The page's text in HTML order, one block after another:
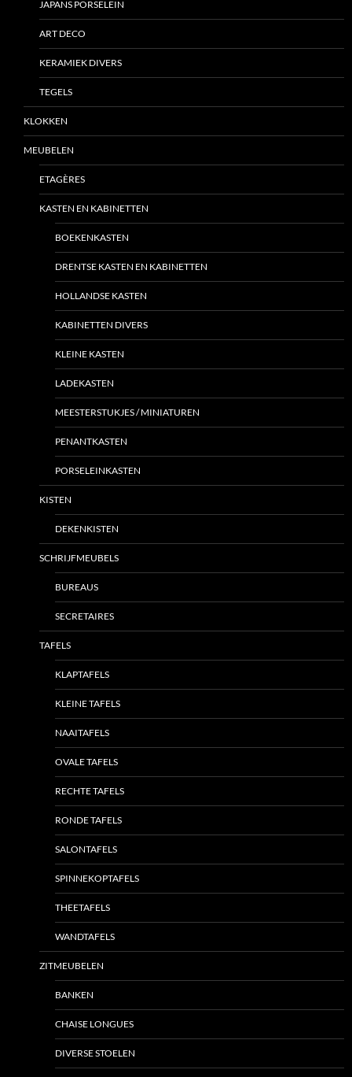
JAPANS PORSELEIN
ART DECO
KERAMIEK DIVERS
TEGELS
KLOKKEN
MEUBELEN
ETAGÈRES
KASTEN EN KABINETTEN
BOEKENKASTEN
DRENTSE KASTEN EN KABINETTEN
HOLLANDSE KASTEN
KABINETTEN DIVERS
KLEINE KASTEN
LADEKASTEN
MEESTERSTUKJES / MINIATUREN
PENANTKASTEN
PORSELEINKASTEN
KISTEN
DEKENKISTEN
SCHRIJFMEUBELS
BUREAUS
SECRETAIRES
TAFELS
KLAPTAFELS
KLEINE TAFELS
NAAITAFELS
OVALE TAFELS
RECHTE TAFELS
RONDE TAFELS
SALONTAFELS
SPINNEKOPTAFELS
THEETAFELS
WANDTAFELS
ZITMEUBELEN
BANKEN
CHAISE LONGUES
DIVERSE STOELEN